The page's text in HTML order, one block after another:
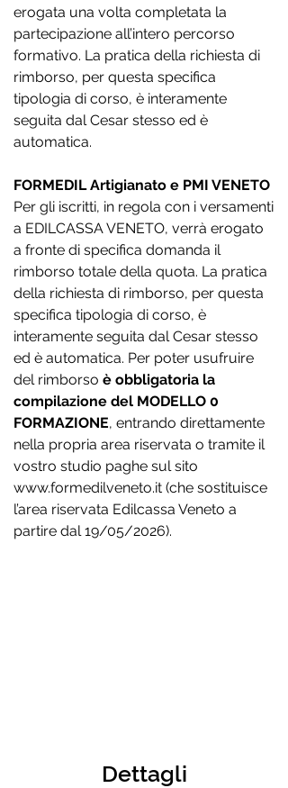
erogata una volta completata la
partecipazione all’intero percorso
formativo. La pratica della richiesta di
rimborso, per questa specifica
tipologia di corso, è interamente
seguita dal Cesar stesso ed è
automatica.
FORMEDIL Artigianato e PMI VENETO
Per gli iscritti, in regola con i versamenti
a EDILCASSA VENETO, verrà erogato
a fronte di specifica domanda il
rimborso totale della quota. La pratica
della richiesta di rimborso, per questa
specifica tipologia di corso, è
interamente seguita dal Cesar stesso
ed è automatica. Per poter usufruire
del rimborso è obbligatoria la
compilazione del MODELLO 0
FORMAZIONE, entrando direttamente
nella propria area riservata o tramite il
vostro studio paghe sul sito
www.formedilveneto.it (che sostituisce
l’area riservata Edilcassa Veneto a
partire dal 19/05/2026).
Dettagli